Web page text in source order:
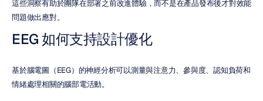
這些洞察有助於團隊在部署之前改進體驗，而不是在產品發布後才對效能
問題做出應對。
EEG 如何支持設計優化
基於腦電圖（EEG）的神經分析可以測量與注意力、參與度、認知負荷和
情緒處理相關的腦部電活動。